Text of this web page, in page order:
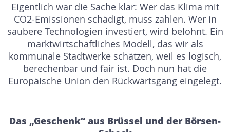
Eigentlich war die Sache klar: Wer das Klima mit
CO2-Emissionen schädigt, muss zahlen. Wer in
saubere Technologien investiert, wird belohnt. Ein
marktwirtschaftliches Modell, das wir als
kommunale Stadtwerke schätzen, weil es logisch,
berechenbar und fair ist. Doch nun hat die
Europäische Union den Rückwärtsgang eingelegt.
Das „Geschenk“ aus Brüssel und der Börsen-